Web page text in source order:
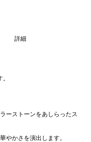
詳細
ーストーンをあしらったス
やかさを演出します。